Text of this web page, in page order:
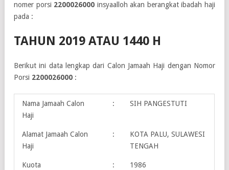
nomer porsi 2200026000 insyaalloh akan berangkat ibadah haji
pada :
TAHUN 2019 ATAU 1440 H
Berikut ini data lengkap dari Calon Jamaah Haji dengan Nomor
Porsi 2200026000 :
Nama Jamaah Calon
Haji
: SIH PANGESTUTI
Alamat Jamaah Calon
Haji
:
KOTA PALU, SULAWESI
TENGAH
Kuota
: 1986